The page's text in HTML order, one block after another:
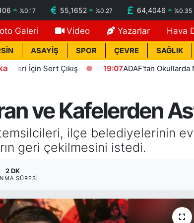
%0.17 55,1652 %0.27 64,4046 %0.35
Galeri Video Yazarlar Hava
ASAYİŞ SPOR ÇEVRE SAĞLIK
Sert Çıkış 19:07ADAF'tan Okullarda Mescit
ve Kafelerden
ilçe belediyelerinin
geri çekilmesini istedi.
2 DK
SÜRESI